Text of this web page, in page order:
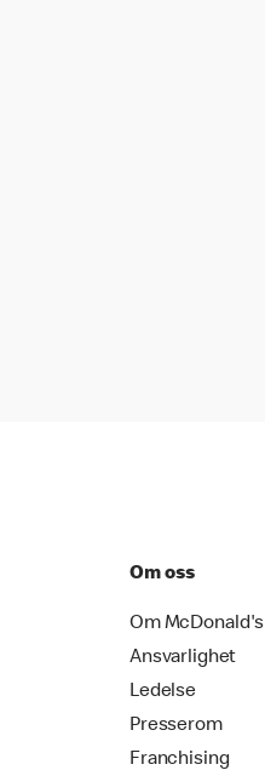
Om oss
Om McDonald's
Ansvarlighet
Ledelse
Presserom
Franchising